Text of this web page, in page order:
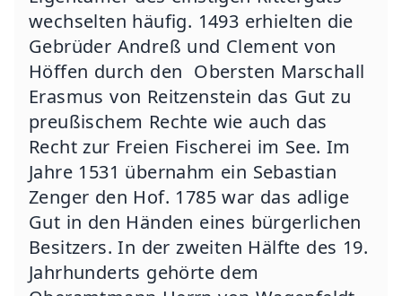
wechselten häufig. 1493 erhielten die
Gebrüder Andreß und Clement von
Höffen durch den Obersten Marschall
Erasmus von Reitzenstein das Gut zu
preußischem Rechte wie auch das
Recht zur Freien Fischerei im See. Im
Jahre 1531 übernahm ein Sebastian
Zenger den Hof. 1785 war das adlige
Gut in den Händen eines bürgerlichen
Besitzers. In der zweiten Hälfte des 19.
Jahrhunderts gehörte dem